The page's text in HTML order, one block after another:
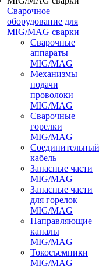
Сварочное
оборудование для
MIG/MAG сварки
Сварочные
аппараты
MIG/MAG
Механизмы
подачи
проволоки
MIG/MAG
Сварочные
горелки
MIG/MAG
Соединительный
кабель
Запасные части
MIG/MAG
Запасные части
для горелок
MIG/MAG
Направляющие
каналы
MIG/MAG
Токосъемники
MIG/MAG